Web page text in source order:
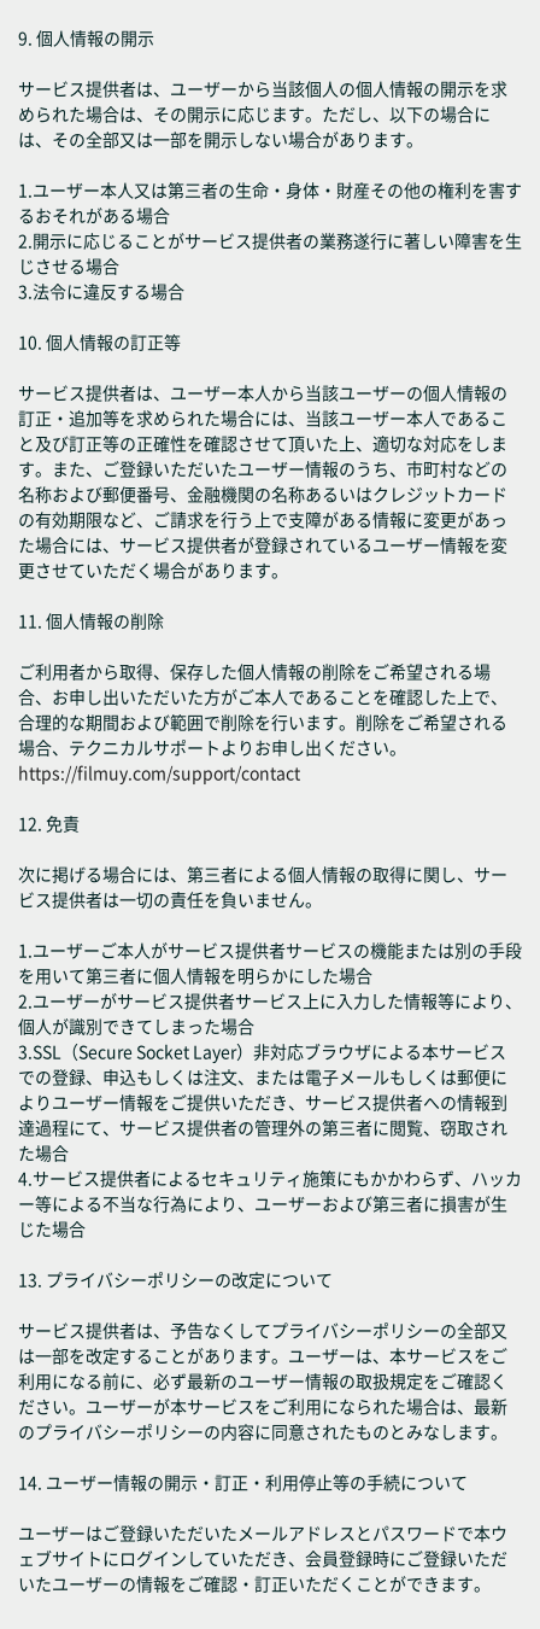
9. 個人情報の開示
サービス提供者は、ユーザーから当該個人の個人情報の開示を求
められた場合は、その開示に応じます。ただし、以下の場合に
は、その全部又は一部を開示しない場合があります。
1.ユーザー本人又は第三者の生命・身体・財産その他の権利を害す
るおそれがある場合
2.開示に応じることがサービス提供者の業務遂行に著しい障害を生
じさせる場合
3.法令に違反する場合
10. 個人情報の訂正等
サービス提供者は、ユーザー本人から当該ユーザーの個人情報の
訂正・追加等を求められた場合には、当該ユーザー本人であるこ
と及び訂正等の正確性を確認させて頂いた上、適切な対応をしま
す。また、ご登録いただいたユーザー情報のうち、市町村などの
名称および郵便番号、金融機関の名称あるいはクレジットカード
の有効期限など、ご請求を行う上で支障がある情報に変更があっ
た場合には、サービス提供者が登録されているユーザー情報を変
更させていただく場合があります。
11. 個人情報の削除
ご利用者から取得、保存した個人情報の削除をご希望される場
合、お申し出いただいた方がご本人であることを確認した上で、
合理的な期間および範囲で削除を行います。削除をご希望される
場合、テクニカルサポートよりお申し出ください。
https://filmuy.com/support/contact
12. 免責
次に掲げる場合には、第三者による個人情報の取得に関し、サー
ビス提供者は一切の責任を負いません。
1.ユーザーご本人がサービス提供者サービスの機能または別の手段
を用いて第三者に個人情報を明らかにした場合
2.ユーザーがサービス提供者サービス上に入力した情報等により、
個人が識別できてしまった場合
3.SSL（Secure Socket Layer）非対応ブラウザによる本サービス
での登録、申込もしくは注文、または電子メールもしくは郵便に
よりユーザー情報をご提供いただき、サービス提供者への情報到
達過程にて、サービス提供者の管理外の第三者に閲覧、窃取され
た場合
4.サービス提供者によるセキュリティ施策にもかかわらず、ハッカ
ー等による不当な行為により、ユーザーおよび第三者に損害が生
じた場合
13. プライバシーポリシーの改定について
サービス提供者は、予告なくしてプライバシーポリシーの全部又
は一部を改定することがあります。ユーザーは、本サービスをご
利用になる前に、必ず最新のユーザー情報の取扱規定をご確認く
ださい。ユーザーが本サービスをご利用になられた場合は、最新
のプライバシーポリシーの内容に同意されたものとみなします。
14. ユーザー情報の開示・訂正・利用停止等の手続について
ユーザーはご登録いただいたメールアドレスとパスワードで本ウ
ェブサイトにログインしていただき、会員登録時にご登録いただ
いたユーザーの情報をご確認・訂正いただくことができます。